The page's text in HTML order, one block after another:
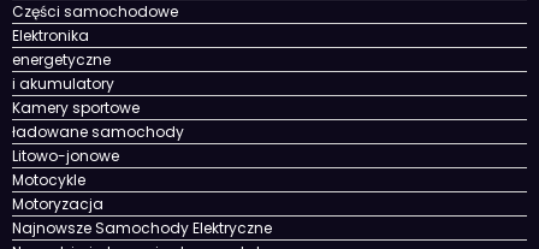
Części samochodowe
Elektronika
energetyczne
i akumulatory
Kamery sportowe
ładowane samochody
Litowo-jonowe
Motocykle
Motoryzacja
Najnowsze Samochody Elektryczne